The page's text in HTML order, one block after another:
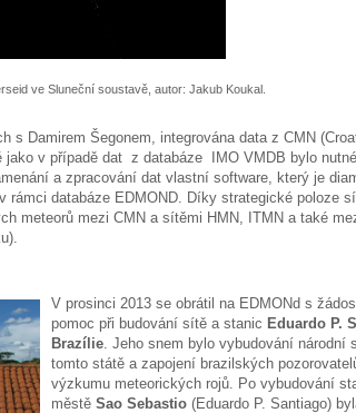
ve Sluneční soustavě, autor: Jakub Koukal.
s Damirem Šegonem, integrována data z CMN
jako v případě dat z databáze IMO VMDB bylo
a zpracování dat vlastní software, který je
rámci databáze EDMOND. Díky strategické poloze
meteorů mezi CMN a sítěmi HMN, ITMN a také
V prosinci 2013 se obrátil na EDMONd s
pomoc při budování sítě a stanic Eduardo P.
Brazílie . Jeho snem bylo vybudování národní
tomto státě a zapojení brazilských
výzkumu meteorických rojů. Po vybudování
městě Sao Sebastio (Eduardo P. Santiago)